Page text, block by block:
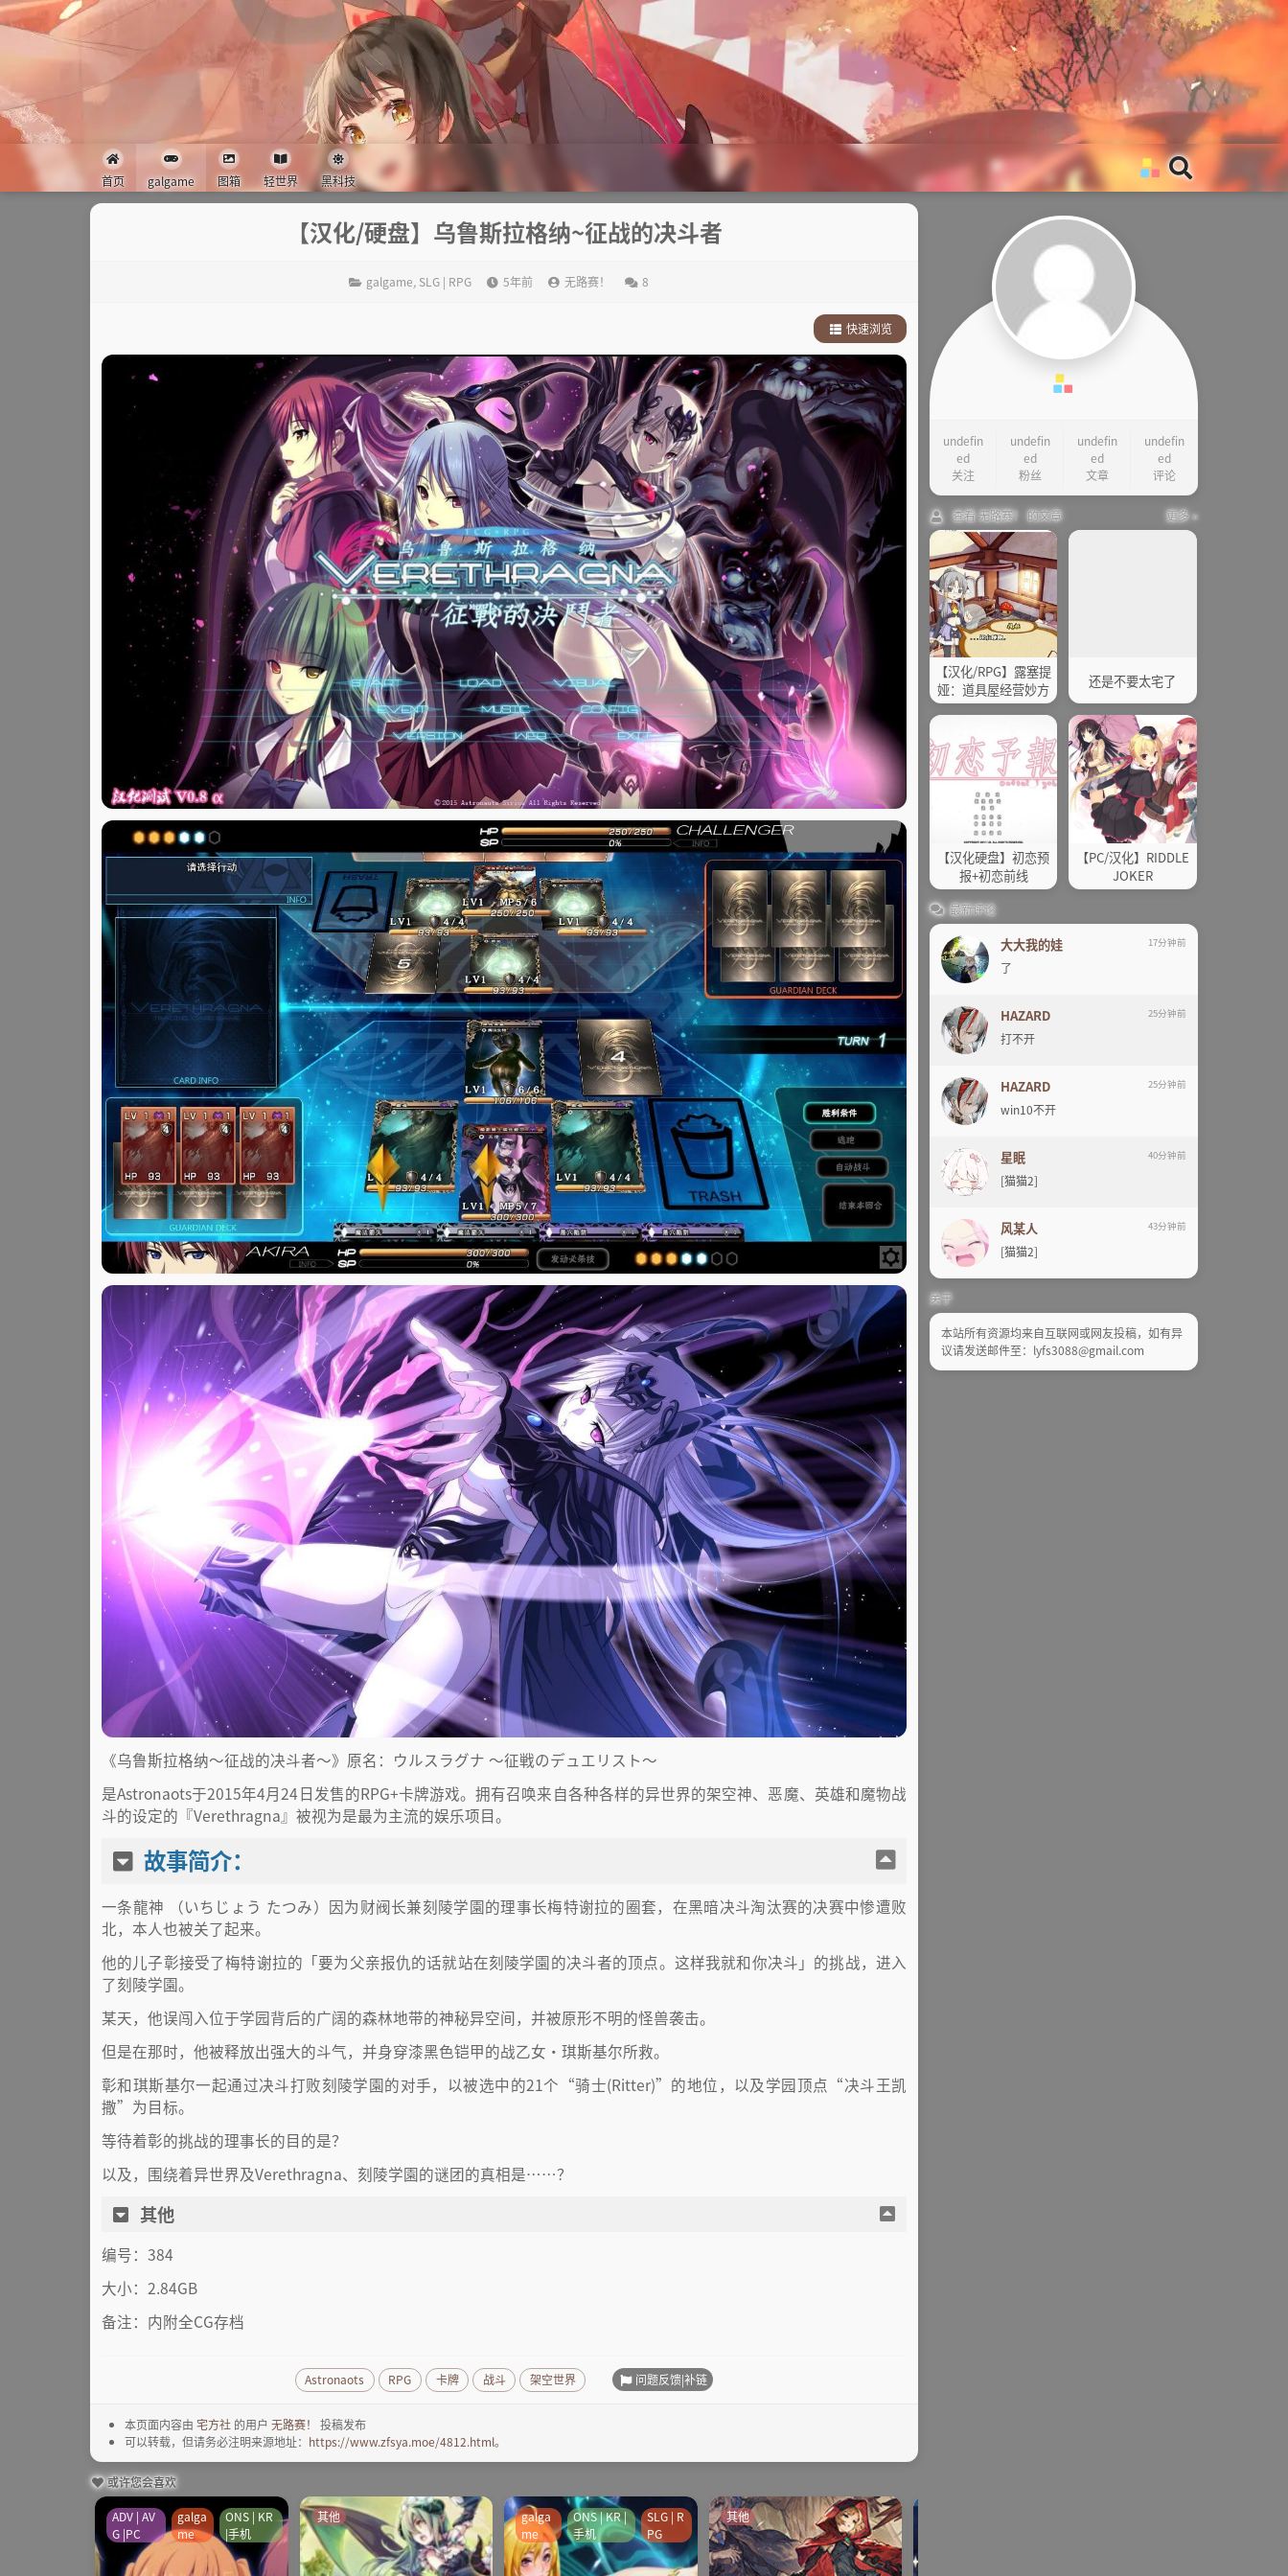
首页 galgame 图箱 轻世界 黑科技
【汉化/硬盘】乌鲁斯拉格纳~征战的决斗者
galgame, SLG | RPG 5年前 无路赛！ 8
快速浏览
1.故事简介：
2.其他
《乌鲁斯拉格纳～征战的决斗者～》原名：ウルスラグナ ～征戦のデュエリスト～
是Astronaots于2015年4月24日发售的RPG+卡牌游戏。拥有召唤来自各种各样的异世界的架空神、恶魔、英雄和魔物战
斗的设定的『Verethragna』被视为是最为主流的娱乐项目。
故事简介：
一条龍神 （いちじょう たつみ）因为财阀长兼刻陵学園的理事长梅特谢拉的圈套，在黑暗决斗淘汰赛的决赛中惨遭败
北，本人也被关了起来。
他的儿子彰接受了梅特谢拉的「要为父亲报仇的话就站在刻陵学園的决斗者的顶点。这样我就和你决斗」的挑战，进入
了刻陵学園。
某天，他误闯入位于学园背后的广阔的森林地带的神秘异空间，并被原形不明的怪兽袭击。
但是在那时，他被释放出强大的斗气，并身穿漆黑色铠甲的战乙女・琪斯基尔所救。
彰和琪斯基尔一起通过决斗打败刻陵学園的对手，以被选中的21个“骑士(Ritter)”的地位，以及学园顶点“决斗王凯
撒”为目标。
等待着彰的挑战的理事长的目的是？
以及，围绕着异世界及Verethragna、刻陵学園的谜团的真相是……？
其他
编号：384
大小：2.84GB
备注：内附全CG存档
Astronaots RPG 卡牌 战斗 架空世界 问题反馈|补链
本页面内容由 宅方社 的用户 无路赛！
投稿发布
可以转载，但请务必注明来源地址： https://www.zfsya.moe/4812.html。
或许您会喜欢
ADV | AV
G |PC
galga
me
ONS | KR
|手机
其他
galga
me
ONS | KR |
手机
SLG | R
PG
其他
undefin
ed
关注
undefin
ed
粉丝
undefin
ed
文章
undefin
ed
评论
查看 无路赛！ 的文章 更多 »
【汉化/RPG】露塞提
娅：道具屋经营妙方
还是不要太宅了
【汉化硬盘】初恋预
报+初恋前线
【PC/汉化】RIDDLE
JOKER
最新评论
大大我的娃 17分钟前
了
HAZARD 25分钟前
打不开
HAZARD 25分钟前
win10不开
星眠 40分钟前
[猫猫2]
风某人 43分钟前
[猫猫2]
关于
本站所有资源均来自互联网或网友投稿，如有异
议请发送邮件至：lyfs3088@gmail.com